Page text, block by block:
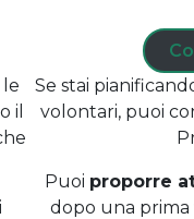
il
Se stai
volontari, puoi
Puoi proporre
dopo una